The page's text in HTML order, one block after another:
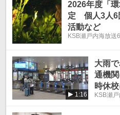
2026年度「
定 個人3人6
活動など
KSB瀬戸内海放送
1:16
大雨
通機
時休
KSB瀬